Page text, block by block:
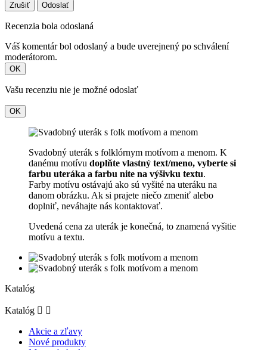
Zrušiť Odoslať
Recenzia bola odoslaná
Váš komentár bol odoslaný a bude uverejnený po schválení
moderátorom.
OK
Vašu recenziu nie je možné odoslať
OK
Svadobný uterák s folklórnym motívom a menom. K
danému motívu doplňte vlastný text/meno, vyberte si
farbu uteráka a farbu nite na výšivku textu.
Farby motívu ostávajú ako sú vyšité na uteráku na
danom obrázku. Ak si prajete niečo zmeniť alebo
doplniť, neváhajte nás kontaktovať.
Uvedená cena za uterák je konečná, to znamená vyšitie
motívu a textu.
Katalóg
Katalóg  
Akcie a zľavy
Nové produkty